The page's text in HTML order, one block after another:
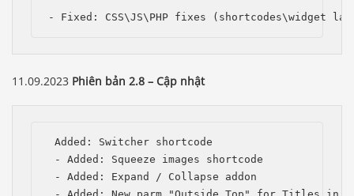
- Fixed: CSS\JS\PHP fixes (shortcodes\widget
11.09.2023 Phiên bản 2.8 – Cập nhật
Added: Switcher shortcode
- Added: Squeeze images shortcode
- Added: Expand / Collapse addon